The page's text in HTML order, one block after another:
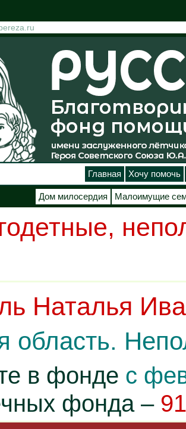
Главная Хочу помочь
Дом милосердия Малоимущие
Наталья
область.
в фонде с
фонда –